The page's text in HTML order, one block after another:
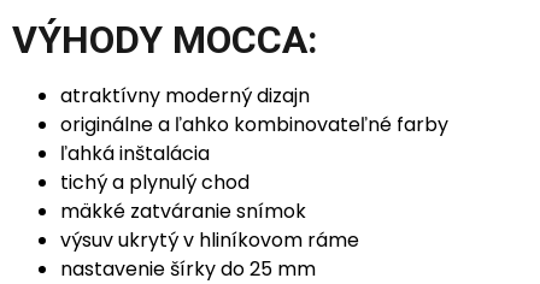
VÝHODY MOCCA:
atraktívny moderný dizajn
originálne a ľahko kombinovateľné farby
ľahká inštalácia
tichý a plynulý chod
mäkké zatváranie snímok
výsuv ukrytý v hliníkovom ráme
nastavenie šírky do 25 mm